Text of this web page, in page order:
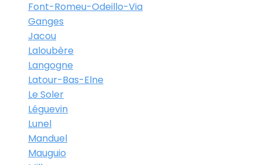
Font-Romeu-Odeillo-Via
Ganges
Jacou
Laloubère
Langogne
Latour-Bas-Elne
Le Soler
Léguevin
Lunel
Manduel
Mauguio